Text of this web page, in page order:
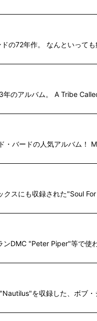
の72年作。 なんといっ
年のアルバム。 A Tribe
・バードの人気アルバム！
スにも収録された"Soul
DMC "Peter Piper"等で
を収録した、ボブ